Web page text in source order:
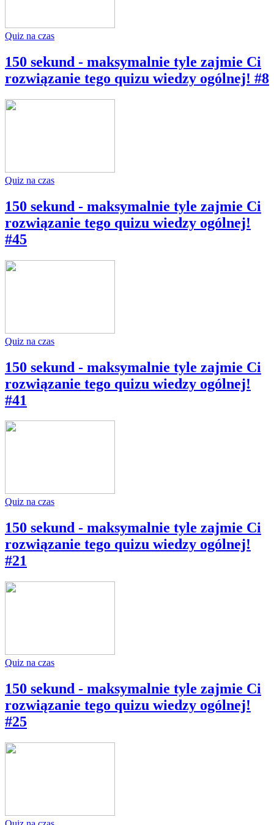
Quiz na czas
150 sekund - maksymalnie tyle zajmie Ci
rozwiązanie tego quizu wiedzy ogólnej! #8
Quiz na czas
150 sekund - maksymalnie tyle zajmie Ci
rozwiązanie tego quizu wiedzy ogólnej!
#45
Quiz na czas
150 sekund - maksymalnie tyle zajmie Ci
rozwiązanie tego quizu wiedzy ogólnej!
#41
Quiz na czas
150 sekund - maksymalnie tyle zajmie Ci
rozwiązanie tego quizu wiedzy ogólnej!
#21
Quiz na czas
150 sekund - maksymalnie tyle zajmie Ci
rozwiązanie tego quizu wiedzy ogólnej!
#25